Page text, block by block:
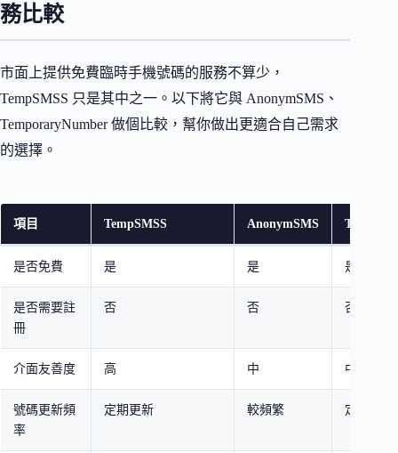
務比較
市面上提供免費臨時手機號碼的服務不算少，
TempSMSS 只是其中之一。以下將它與 AnonymSMS、
TemporaryNumber 做個比較，幫你做出更適合自己需求
的選擇。
項目 TempSMSS AnonymSMS
是否免費 是 是 是
是否需要註
冊
否 否 否
介面友善度 高 中 中
號碼更新頻
率
定期更新 較頻繁 定期更新